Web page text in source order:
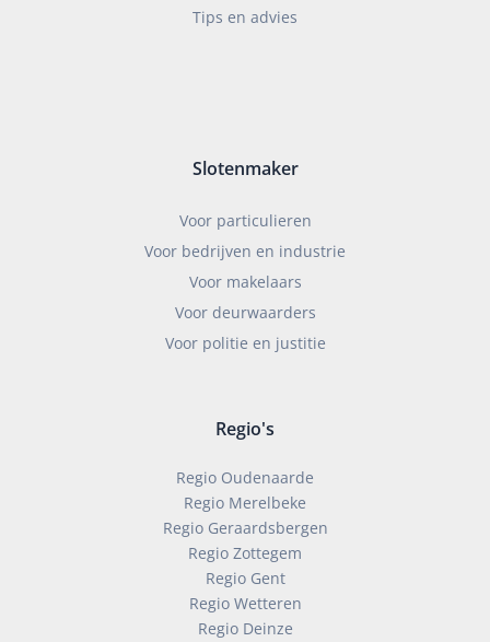
Tips en advies
Slotenmaker
Voor particulieren
Voor bedrijven en industrie
Voor makelaars
Voor deurwaarders
Voor politie en justitie
Regio's
Regio Oudenaarde
Regio Merelbeke
Regio Geraardsbergen
Regio Zottegem
Regio Gent
Regio Wetteren
Regio Deinze